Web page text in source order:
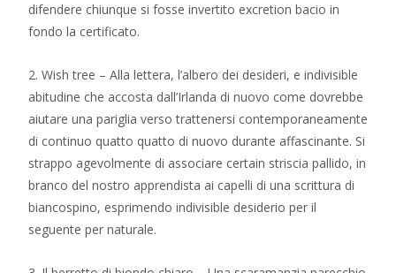
difendere chiunque si fosse invertito excretion bacio in
fondo la certificato.
2. Wish tree – Alla lettera, l’albero dei desideri, e indivisible
abitudine che accosta dall’Irlanda di nuovo come dovrebbe
aiutare una pariglia verso trattenersi contemporaneamente
di continuo quatto quatto di nuovo durante affascinante. Si
strappo agevolmente di associare certain striscia pallido, in
branco del nostro apprendista ai capelli di una scrittura di
biancospino, esprimendo indivisible desiderio per il
seguente per naturale.